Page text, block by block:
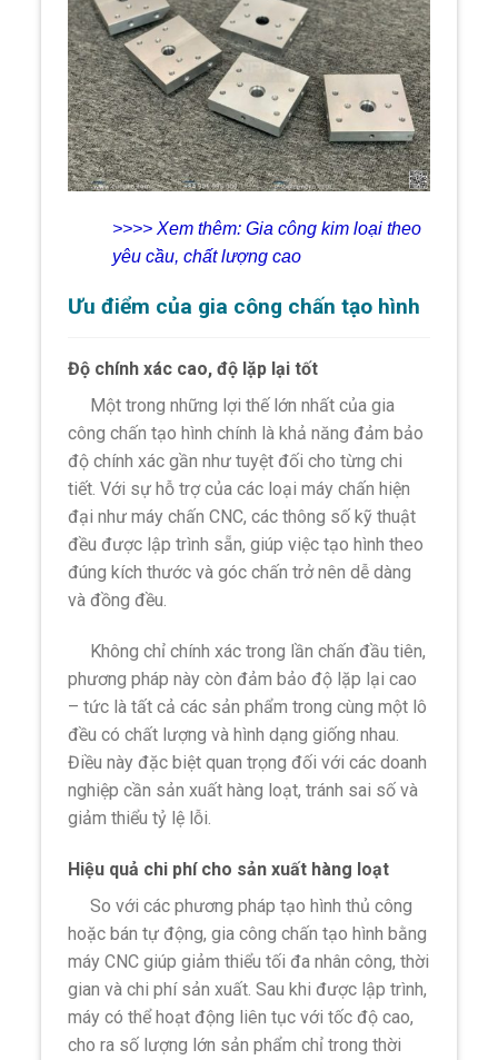
>>>> Xem thêm:Gia công kim loại theo
yêu cầu, chất lượng cao
Ưu điểm của gia công chấn tạo hình
Độ chính xác cao, độ lặp lại tốt
Một trong những lợi thế lớn nhất của gia
công chấn tạo hình chính là khả năng đảm bảo
độ chính xác gần như tuyệt đối cho từng chi
tiết. Với sự hỗ trợ của các loại máy chấn hiện
đại như máy chấn CNC, các thông số kỹ thuật
đều được lập trình sẵn, giúp việc tạo hình theo
đúng kích thước và góc chấn trở nên dễ dàng
và đồng đều.
Không chỉ chính xác trong lần chấn đầu tiên,
phương pháp này còn đảm bảo độ lặp lại cao
– tức là tất cả các sản phẩm trong cùng một lô
đều có chất lượng và hình dạng giống nhau.
Điều này đặc biệt quan trọng đối với các doanh
nghiệp cần sản xuất hàng loạt, tránh sai số và
giảm thiểu tỷ lệ lỗi.
Hiệu quả chi phí cho sản xuất hàng loạt
So với các phương pháp tạo hình thủ công
hoặc bán tự động, gia công chấn tạo hình bằng
máy CNC giúp giảm thiểu tối đa nhân công, thời
gian và chi phí sản xuất. Sau khi được lập trình,
máy có thể hoạt động liên tục với tốc độ cao,
cho ra số lượng lớn sản phẩm chỉ trong thời